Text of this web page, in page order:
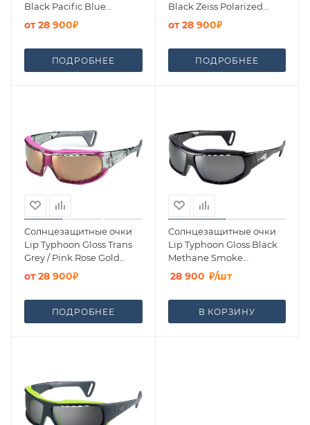
Black Pacific Blue
Polarized
от28 900₽
ПОДРОБНЕЕ
Black Zeiss Polarized
Rose Gold
от28 900₽
ПОДРОБНЕЕ
Солнцезащитные очки
Lip Typhoon Gloss Trans
Grey / Pink Rose Gold
Polarized
от28 900₽
ПОДРОБНЕЕ
Солнцезащитные очки
Lip Typhoon Gloss Black
Methane Smoke
Polarized
28 900 ₽/шт
В КОРЗИНУ